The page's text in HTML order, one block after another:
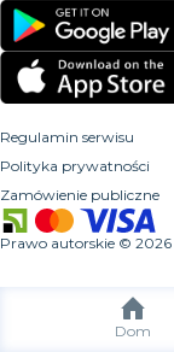
Dom
Regulamin serwisu
Polityka prywatności
Zamówienie publiczne
Prawo autorskie © 2026